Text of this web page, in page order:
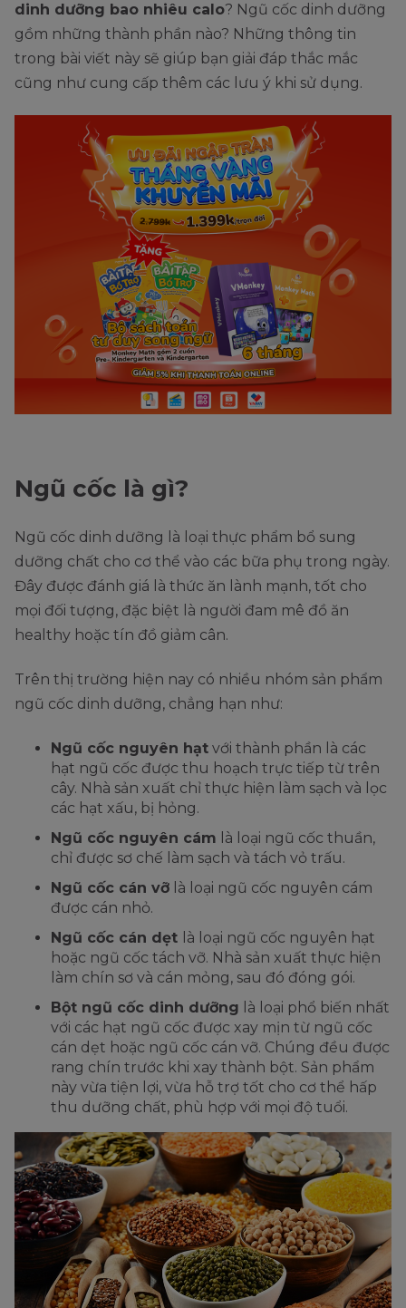
dinh dưỡng bao nhiêu calo? Ngũ cốc dinh dưỡng
gồm những thành phần nào? Những thông tin
trong bài viết này sẽ giúp bạn giải đáp thắc mắc
cũng như cung cấp thêm các lưu ý khi sử dụng.
Ngũ cốc là gì?
Ngũ cốc dinh dưỡng là loại thực phẩm bổ sung
dưỡng chất cho cơ thể vào các bữa phụ trong ngày.
Đây được đánh giá là thức ăn lành mạnh, tốt cho
mọi đối tượng, đặc biệt là người đam mê đồ ăn
healthy hoặc tín đồ giảm cân.
Trên thị trường hiện nay có nhiều nhóm sản phẩm
ngũ cốc dinh dưỡng, chẳng hạn như:
Ngũ cốc nguyên hạt với thành phần là các
hạt ngũ cốc được thu hoạch trực tiếp từ trên
cây. Nhà sản xuất chỉ thực hiện làm sạch và lọc
các hạt xấu, bị hỏng.
Ngũ cốc nguyên cám là loại ngũ cốc thuần,
chỉ được sơ chế làm sạch và tách vỏ trấu.
Ngũ cốc cán vỡ là loại ngũ cốc nguyên cám
được cán nhỏ.
Ngũ cốc cán dẹt là loại ngũ cốc nguyên hạt
hoặc ngũ cốc tách vỡ. Nhà sản xuất thực hiện
làm chín sơ và cán mỏng, sau đó đóng gói.
Bột ngũ cốc dinh dưỡng là loại phổ biến nhất
với các hạt ngũ cốc được xay mịn từ ngũ cốc
cán dẹt hoặc ngũ cốc cán vỡ. Chúng đều được
rang chín trước khi xay thành bột. Sản phẩm
này vừa tiện lợi, vừa hỗ trợ tốt cho cơ thể hấp
thu dưỡng chất, phù hợp với mọi độ tuổi.